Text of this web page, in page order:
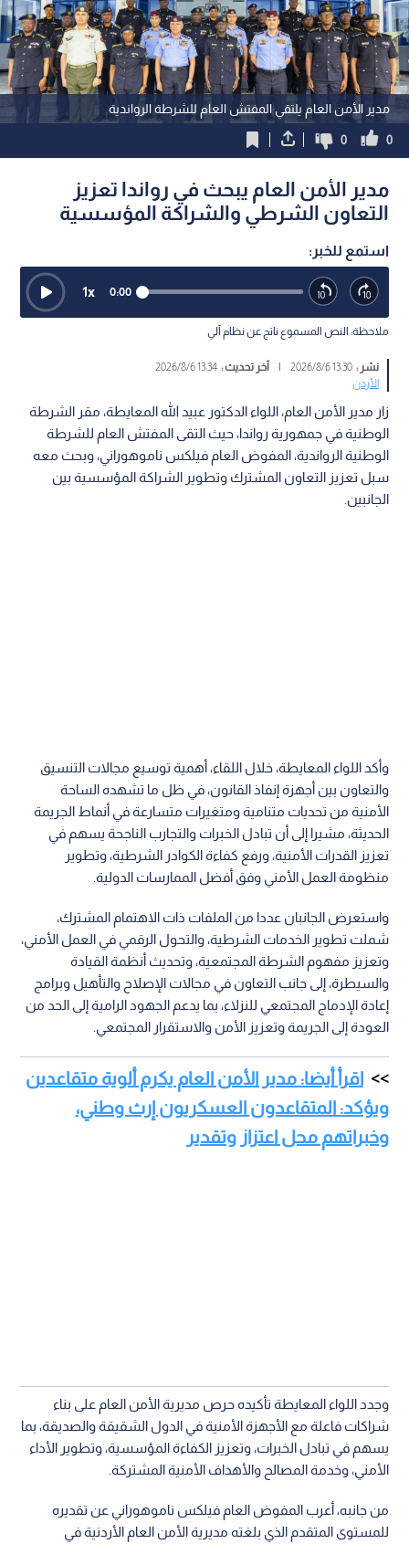
مدير الأمن العام يلتقي المفتش العام للشرطة الرواندية
0
0
مدير الأمن العام يبحث في رواندا تعزيز
التعاون الشرطي والشراكة المؤسسية
استمع للخبر:
0:00
1x
ملاحظة: النص المسموع ناتج عن نظام آلي
نشر :13:30 2026/8/6
| آخر تحديث :13:34 2026/8/6
الأردن
زار مدير الأمن العام، اللواء الدكتور عبيد الله المعايطة، مقر الشرطة
الوطنية في جمهورية رواندا، حيث التقى المفتش العام للشرطة
الوطنية الرواندية، المفوض العام فيلكس ناموهوراني، وبحث معه
سبل تعزيز التعاون المشترك وتطوير الشراكة المؤسسية بين
الجانبين.
وأكد اللواء المعايطة، خلال اللقاء، أهمية توسيع مجالات التنسيق
والتعاون بين أجهزة إنفاذ القانون، في ظل ما تشهده الساحة
الأمنية من تحديات متنامية ومتغيرات متسارعة في أنماط الجريمة
الحديثة، مشيرا إلى أن تبادل الخبرات والتجارب الناجحة يسهم في
تعزيز القدرات الأمنية، ورفع كفاءة الكوادر الشرطية، وتطوير
منظومة العمل الأمني وفق أفضل الممارسات الدولية.
واستعرض الجانبان عددا من الملفات ذات الاهتمام المشترك،
شملت تطوير الخدمات الشرطية، والتحول الرقمي في العمل الأمني،
وتعزيز مفهوم الشرطة المجتمعية، وتحديث أنظمة القيادة
والسيطرة، إلى جانب التعاون في مجالات الإصلاح والتأهيل وبرامج
إعادة الإدماج المجتمعي للنزلاء، بما يدعم الجهود الرامية إلى الحد من
العودة إلى الجريمة وتعزيز الأمن والاستقرار المجتمعي.
اقرأ أيضا: مدير الأمن العام يكرم ألوية متقاعدين
ويؤكد: المتقاعدون العسكريون إرث وطني،
وخبراتهم محل اعتزاز وتقدير
وجدد اللواء المعايطة تأكيده حرص مديرية الأمن العام على بناء
شراكات فاعلة مع الأجهزة الأمنية في الدول الشقيقة والصديقة، بما
يسهم في تبادل الخبرات، وتعزيز الكفاءة المؤسسية، وتطوير الأداء
الأمني، وخدمة المصالح والأهداف الأمنية المشتركة.
من جانبه، أعرب المفوض العام فيلكس ناموهوراني عن تقديره
للمستوى المتقدم الذي بلغته مديرية الأمن العام الأردنية في